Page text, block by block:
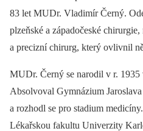
83 let MUDr. Vladimír Černý.
plzeňské a západočeské
a precizní chirurg, který ovlivnil
MUDr. Černý se narodil v r. 1935
Absolvoval Gymnázium
a rozhodl se pro stadium
Lékařskou fakultu Univerzity